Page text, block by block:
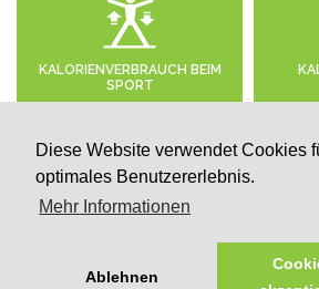
Diese Website verwendet Cookies
optimales Benutzererlebnis.
Mehr Informationen
Ablehnen
KALORIENVERBRAUCH BEIM
SPORT
TÄGLICHER KALORIENBEDARF